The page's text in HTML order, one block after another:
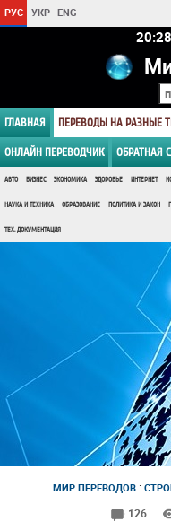
РУС УКР ENG
20 28
ГЛАВНАЯ ПЕРЕВОДЫ НА РАЗНЫЕ
ОНЛАЙН ПЕРЕВОДЧИК ОБРАТНАЯ
АВТО БИЗНЕС ЭКОНОМИКА ЗДОРОВЬЕ ИНТЕРНЕТ
НАУКА И ТЕХНИКА ОБРАЗОВАНИЕ ПОЛИТИКА И ЗАКОН
ТЕХ. ДОКУМЕНТАЦИЯ
МИР ПЕРЕВОДОВ :
126